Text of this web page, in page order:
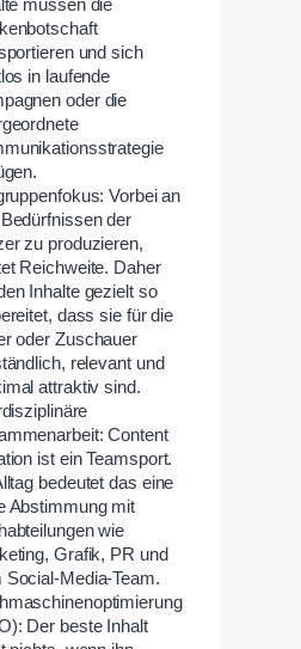
müssen die
und sich
in laufende
oder die
Vorbei an
der
zu produzieren,
Reichweite. Daher
Inhalte gezielt so
dass sie für die
oder Zuschauer
relevant und
attraktiv sind.
Content
ist ein Teamsport.
bedeutet das eine
Abstimmung mit
wie
Grafik, PR und
Social-Media-Team.
Der beste Inhalt